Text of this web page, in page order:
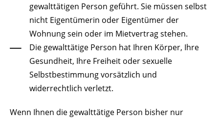
gewalttätigen Person geführt. Sie müssen selbst
nicht Eigentümerin oder Eigentümer der
Wohnung sein oder im Mietvertrag stehen.
Die gewalttätige Person hat Ihren Körper, Ihre
Gesundheit, Ihre Freiheit oder sexuelle
Selbstbestimmung vorsätzlich und
widerrechtlich verletzt.
Wenn Ihnen die gewalttätige Person bisher nur